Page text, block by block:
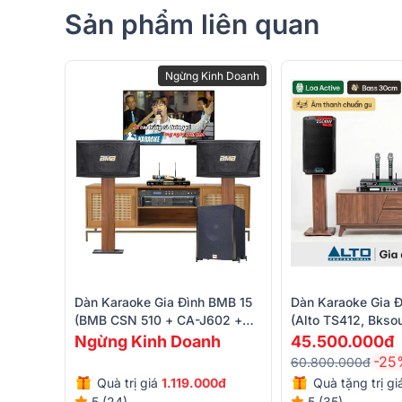
Sản phẩm liên quan
Ngừng Kinh Doanh
Dàn Karaoke Gia Đình BMB 15
(BMB CSN 510 + CA-J602 +
BPR-8600 + BKSound SW612B
+ UGX12 Gold)
Ngừng Kinh Doanh
Quà trị giá 1.119.000đ
Dàn Karaoke Gia
(Alto TS412,
Luxury, Alto
BS-790s)
45.500.000đ
60.800.000đ -
Quà tặng trị